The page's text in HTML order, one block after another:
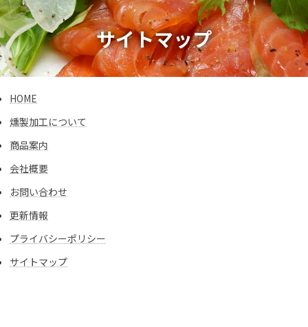
コ
ン
テ
ン
ツ
へ
キ
ナ
ビ
ゲ
ー
シ
ョ
に
サイトマップ
HOME
燻製加工について
商品案内
会社概要
お問い合わせ
更新情報
プライバシーポリシー
サイトマップ